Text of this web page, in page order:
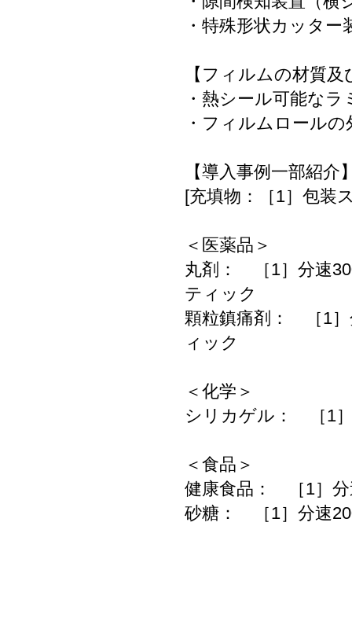
・特殊形状カッター
【フィルムの材質及
・熱シール可能な
・フィルムロール
【導入事例一部紹介
[充填物：［1］包
＜医薬品＞
丸剤： ［1］分速
ティック
顆粒鎮痛剤： ［1
ィック
＜化学＞
シリカゲル： ［1
＜食品＞
健康食品： ［1］
砂糖： ［1］分速